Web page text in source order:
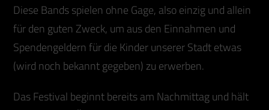
Diese Bands spielen ohne Gage, also einzig und allein
für den guten Zweck, um aus den Einnahmen und
Spendengeldern für die Kinder unserer Stadt etwas
(wird noch bekannt gegeben) zu erwerben.
Das Festival beginnt bereits am Nachmittag und hält